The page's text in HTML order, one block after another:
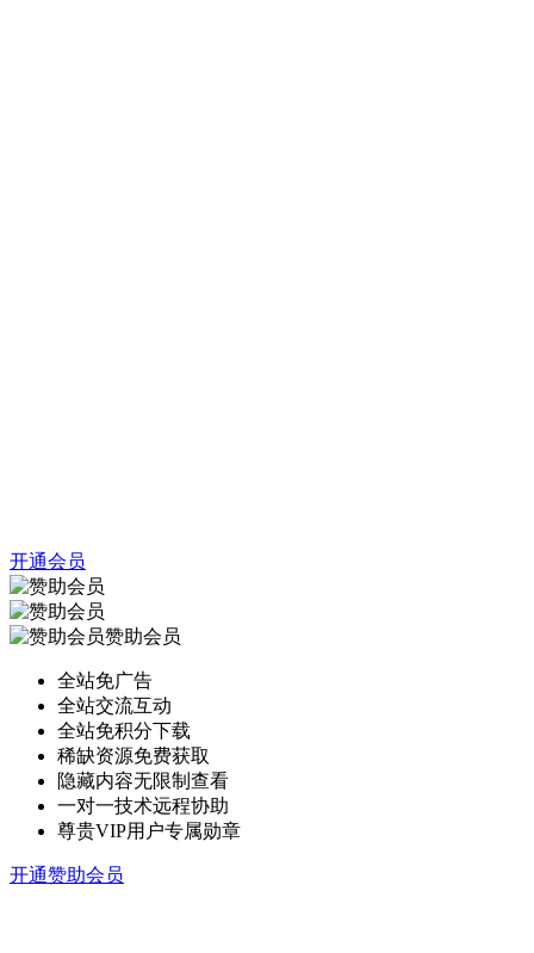
开通会员
赞助会员
全站免广告
全站交流互动
全站免积分下载
稀缺资源免费获取
隐藏内容无限制查看
一对一技术远程协助
尊贵VIP用户专属勋章
开通赞助会员